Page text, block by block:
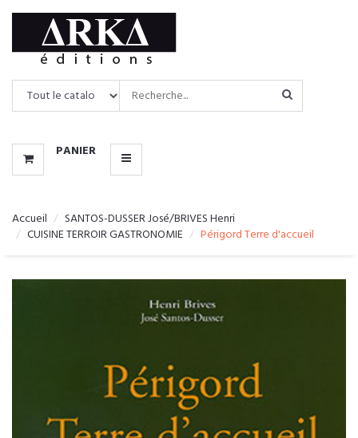
PANIER
CATALOGUE
MENU
Accueil
SANTOS-DUSSER José/BRIVES Henri
CUISINE TERROIR GASTRONOMIE
Périgord Terre d'accueil